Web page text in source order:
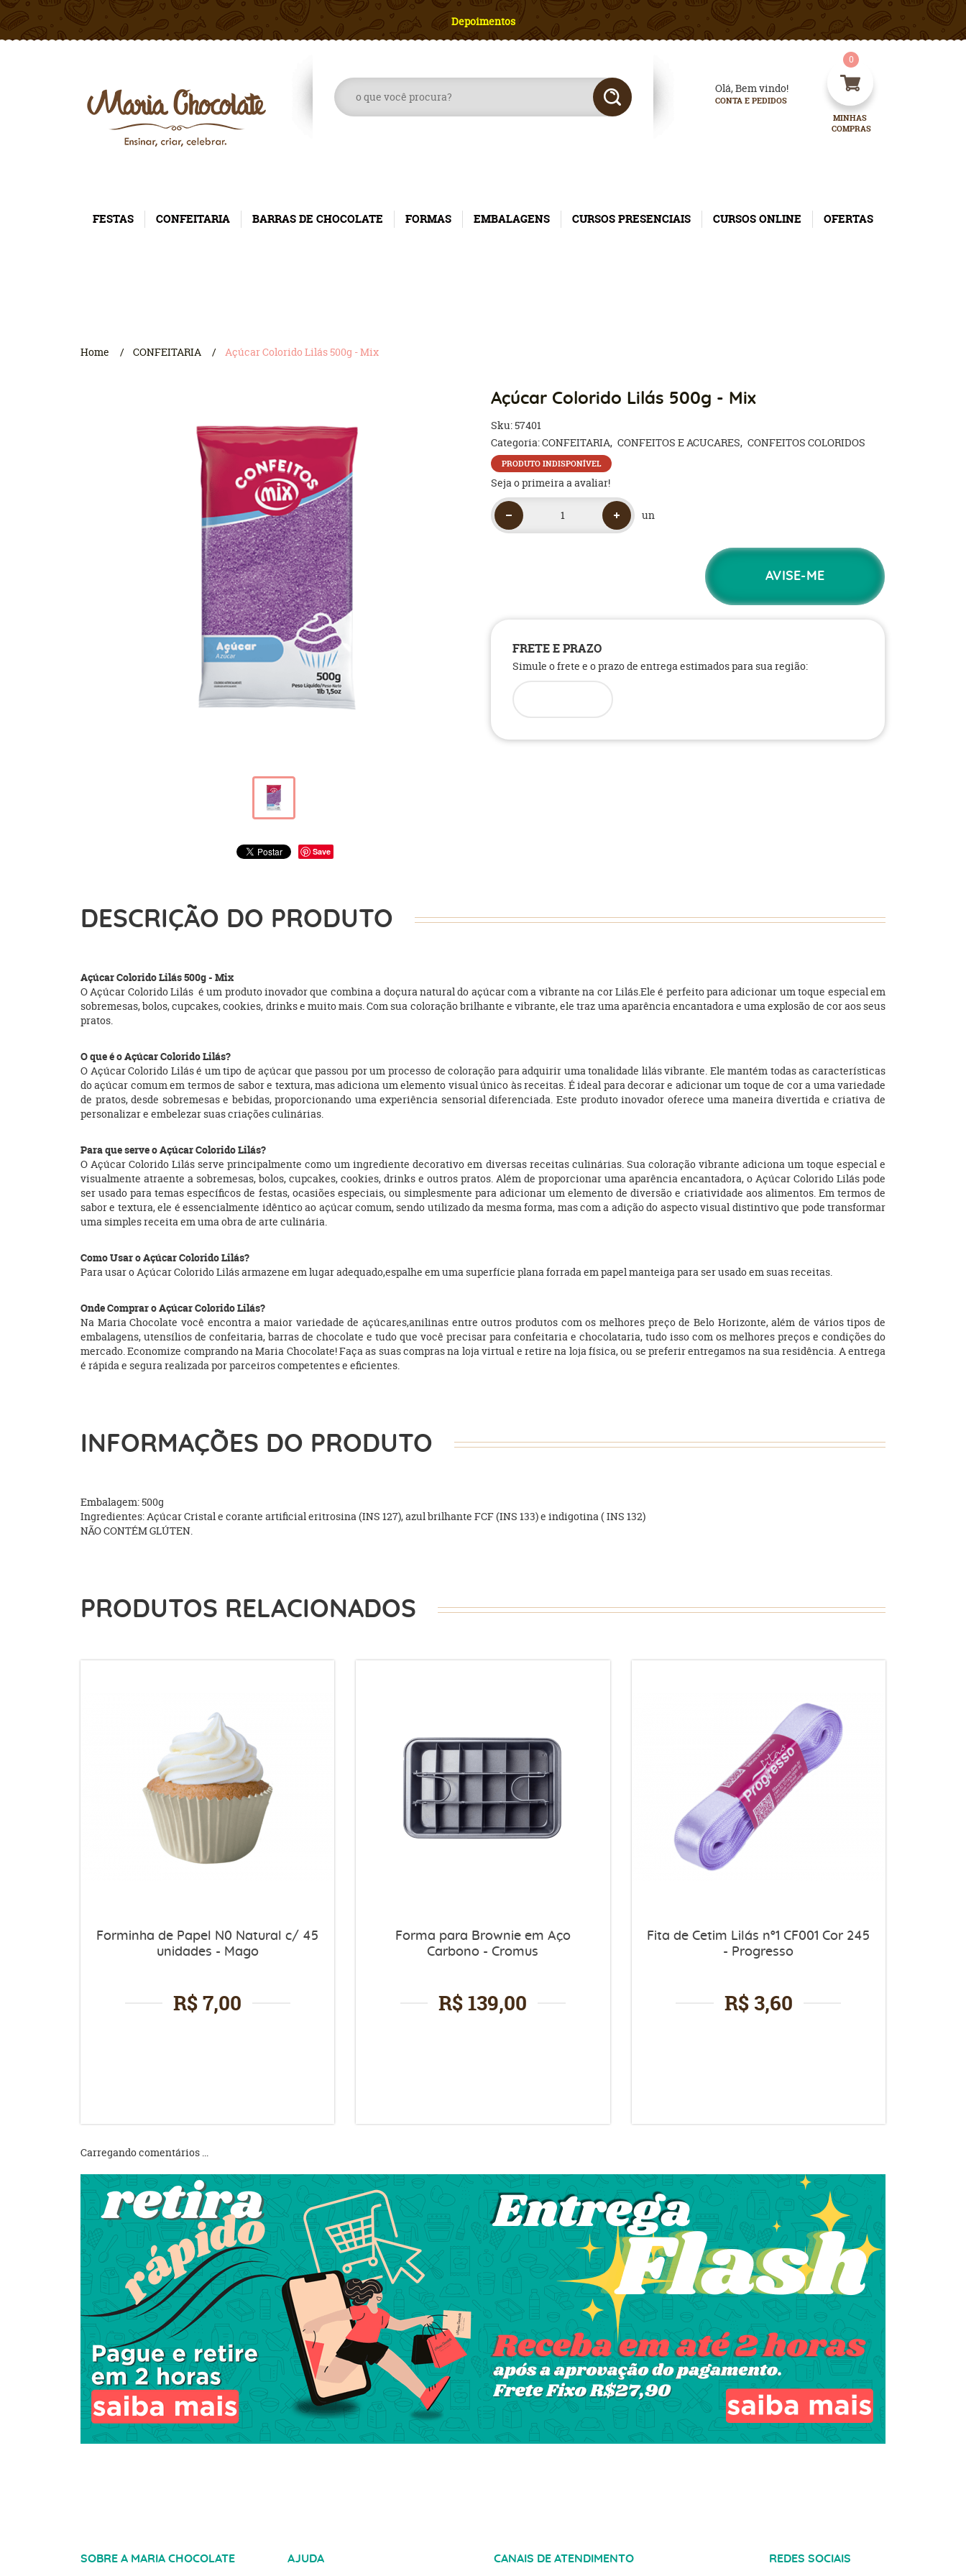
Depoimentos
Olá, Bem vindo!
CONTA E PEDIDOS
MINHAS
COMPRAS
0
FESTAS CONFEITARIA BARRAS DE CHOCOLATE FORMAS EMBALAGENS CURSOS PRESENCIAIS CURSOS ONLINE OFERTAS
Home CONFEITARIA Açúcar Colorido Lilás 500g - Mix
Save
Açúcar Colorido Lilás 500g - Mix
Sku:57401
Categoria:CONFEITARIA CONFEITOS E ACUCARES CONFEITOS COLORIDOS
PRODUTO INDISPONÍVEL
Seja o primeira a avaliar!
un
AVISE-ME
FRETE E PRAZO
Simule o frete e o prazo de entrega estimados para sua região:
DESCRIÇÃO DO PRODUTO
Açúcar Colorido Lilás 500g - Mix
O Açúcar Colorido Lilás é um produto inovador que combina a doçura natural do açúcar com a vibrante na cor Lilás.Ele é perfeito para adicionar um toque especial em
sobremesas, bolos, cupcakes, cookies, drinks e muito mais. Com sua coloração brilhante e vibrante, ele traz uma aparência encantadora e uma explosão de cor aos seus
pratos.
O que é o Açúcar Colorido Lilás?
O Açúcar Colorido Lilás é um tipo de açúcar que passou por um processo de coloração para adquirir uma tonalidade lilás vibrante. Ele mantém todas as características
do açúcar comum em termos de sabor e textura, mas adiciona um elemento visual único às receitas. É ideal para decorar e adicionar um toque de cor a uma variedade
de pratos, desde sobremesas e bebidas, proporcionando uma experiência sensorial diferenciada. Este produto inovador oferece uma maneira divertida e criativa de
personalizar e embelezar suas criações culinárias.
Para que serve o Açúcar Colorido Lilás?
O Açúcar Colorido Lilás serve principalmente como um ingrediente decorativo em diversas receitas culinárias. Sua coloração vibrante adiciona um toque especial e
visualmente atraente a sobremesas, bolos, cupcakes, cookies, drinks e outros pratos. Além de proporcionar uma aparência encantadora, o Açúcar Colorido Lilás pode
ser usado para temas específicos de festas, ocasiões especiais, ou simplesmente para adicionar um elemento de diversão e criatividade aos alimentos. Em termos de
sabor e textura, ele é essencialmente idêntico ao açúcar comum, sendo utilizado da mesma forma, mas com a adição do aspecto visual distintivo que pode transformar
uma simples receita em uma obra de arte culinária.
Como Usar o Açúcar Colorido Lilás?
Para usar o Açúcar Colorido Lilás armazene em lugar adequado,espalhe em uma superfície plana forrada em papel manteiga para ser usado em suas receitas.
Onde Comprar o Açúcar Colorido Lilás?
Na Maria Chocolate você encontra a maior variedade de açúcares,anilinas entre outros produtos com os melhores preço de Belo Horizonte, além de vários tipos de
embalagens, utensílios de confeitaria, barras de chocolate e tudo que você precisar para confeitaria e chocolataria, tudo isso com os melhores preços e condições do
mercado. Economize comprando na Maria Chocolate! Faça as suas compras na loja virtual e retire na loja física, ou se preferir entregamos na sua residência. A entrega
é rápida e segura realizada por parceiros competentes e eficientes.
INFORMAÇÕES DO PRODUTO
Embalagem: 500g
Ingredientes: Açúcar Cristal e corante artificial eritrosina (INS 127), azul brilhante FCF (INS 133) e indigotina ( INS 132)
NÃO CONTÉM GLÚTEN.
PRODUTOS RELACIONADOS
Forminha de Papel N0 Natural c/ 45
unidades - Mago
R$ 7,00
Forma para Brownie em Aço
Carbono - Cromus
R$ 139,00
Fita de Cetim Lilás n°1 CF001 Cor 245
- Progresso
R$ 3,60
Carregando comentários ...
SOBRE A MARIA CHOCOLATE AJUDA CANAIS DE ATENDIMENTO REDES SOCIAIS